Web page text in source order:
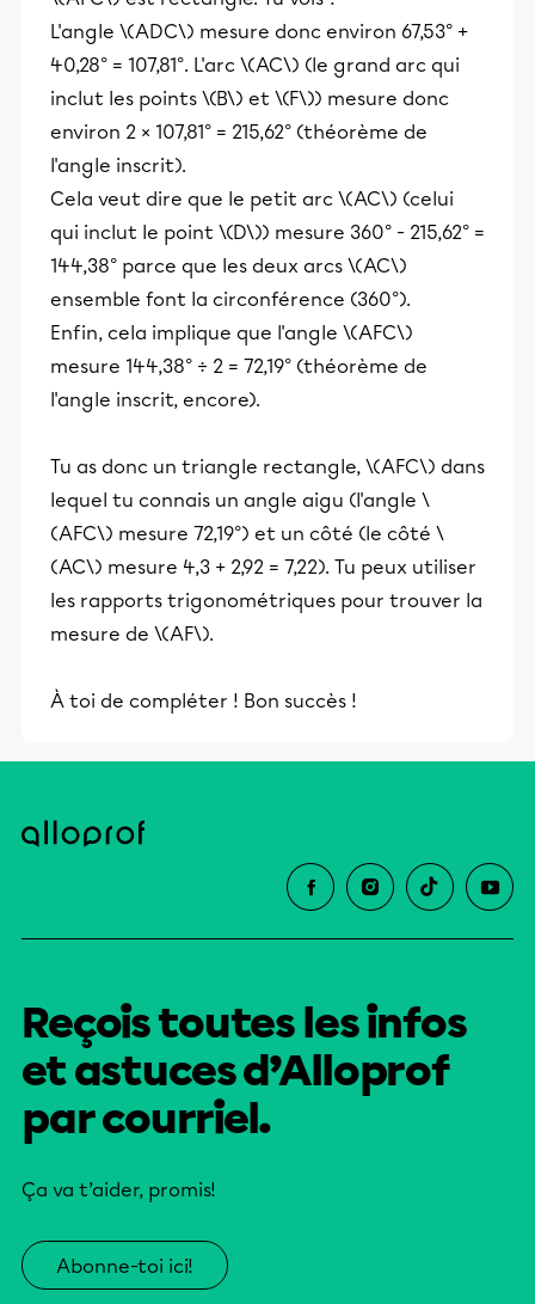
L'angle \(ADC\) mesure donc environ 67,53° +
40,28° = 107,81°. L'arc \(AC\) (le grand arc qui
inclut les points \(B\) et \(F\)) mesure donc
environ 2 × 107,81° = 215,62° (théorème de
l'angle inscrit).
Cela veut dire que le petit arc \(AC\) (celui
qui inclut le point \(D\)) mesure 360° - 215,62° =
144,38° parce que les deux arcs \(AC\)
ensemble font la circonférence (360°).
Enfin, cela implique que l'angle \(AFC\)
mesure 144,38° ÷ 2 = 72,19° (théorème de
l'angle inscrit, encore).
Tu as donc un triangle rectangle, \(AFC\) dans
lequel tu connais un angle aigu (l'angle \
(AFC\) mesure 72,19°) et un côté (le côté \
(AC\) mesure 4,3 + 2,92 = 7,22). Tu peux utiliser
les rapports trigonométriques pour trouver la
mesure de \(AF\).
À toi de compléter ! Bon succès !
Reçois toutes les infos
et astuces d’Alloprof
par courriel.
Ça va t’aider, promis!
Abonne-toi ici!